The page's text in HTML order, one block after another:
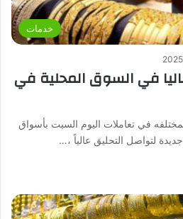
خدمات
في السوق المحلية في
في تعاملات اليوم السبت بأسواق
لتواصل التحليق عالياً ،…